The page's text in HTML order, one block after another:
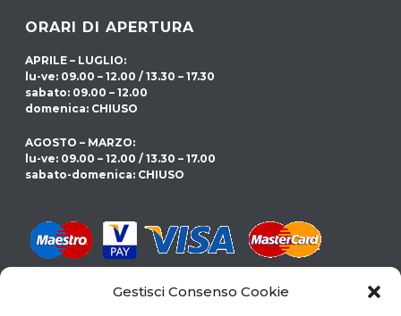
Gestisci Consenso Cookie
ORARI DI APERTURA
APRILE – LUGLIO:
lu-ve: 09.00 – 12.00 / 13.30 – 17.30
sabato: 09.00 – 12.00
domenica: CHIUSO
AGOSTO – MARZO:
lu-ve: 09.00 – 12.00 / 13.30 – 17.00
sabato-domenica: CHIUSO